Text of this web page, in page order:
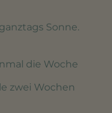
Sonne.
die Woche
zwei Wochen